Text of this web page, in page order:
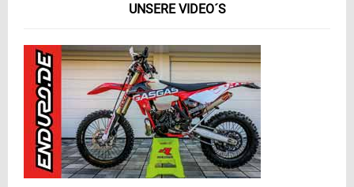
UNSERE VIDEO´S